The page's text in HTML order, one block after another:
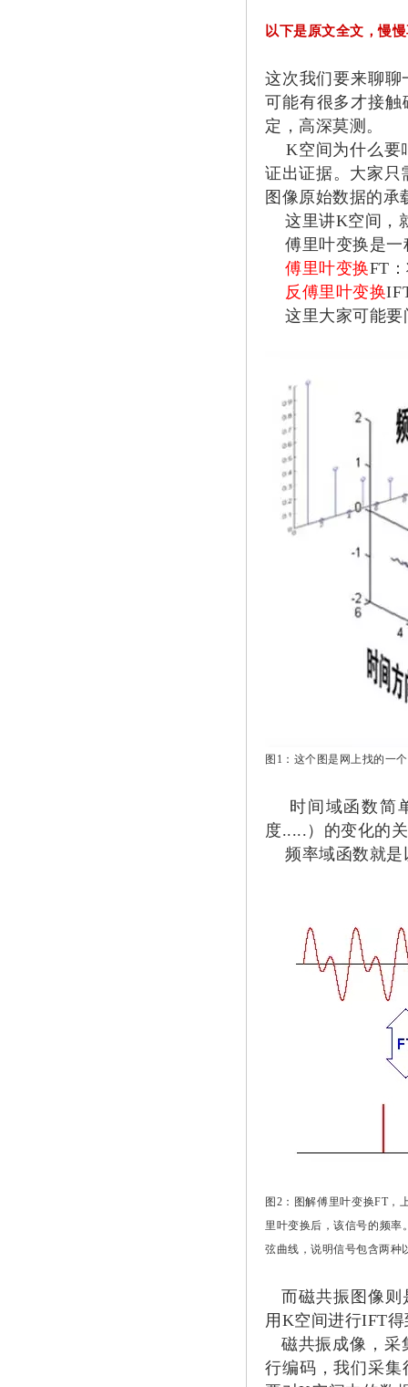
以下是原文全文，慢
这次我们要来聊
可能有很多才接
定，高深莫测。
K空间为什么要
证出证据。大家只
图像原始数据的
这里讲K空间，
傅里叶变换是一
傅里叶变换FT
反傅里叶变换
这里大家可能要
图1：这个图是网上找的一
时间域函数简
度.....）的变化的
频率域函数就是
图2：图解傅里叶变换FT，
里叶变换后，该信号的频
弦曲线，说明信号包含两种
而磁共振图像则
用K空间进行IFT
磁共振成像，采
行编码，我们采